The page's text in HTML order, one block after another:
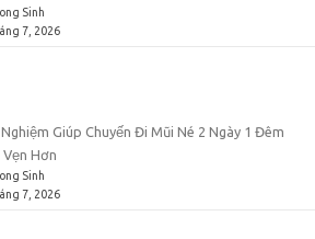
Sinh
7, 2026
Giúp Chuyến Đi Mũi Né 2 Ngày 1 Đêm
Vẹn Hơn
Sinh
7, 2026